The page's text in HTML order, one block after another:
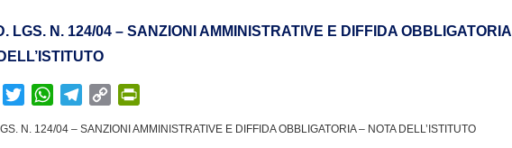
LGS. N. 124/04 – SANZIONI AMMINISTRATIVE E DIFFIDA OBBLIGATORIA
i
W
a
l
C
p
i
N. 124/04 – SANZIONI AMMINISTRATIVE E DIFFIDA OBBLIGATORIA – NOTA DELL’ISTITUTO